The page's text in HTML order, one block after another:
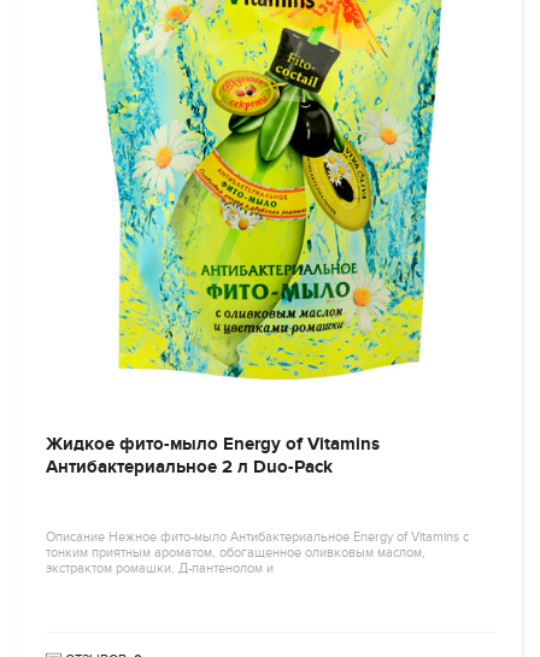
Жидкое фито-мыло Energy of Vitamins
Антибактериальное 2 л Duo-Pack
Описание Нежное фито-мыло Антибактериальное Energy of Vitamins с
тонким приятным ароматом, обогащенное оливковым маслом,
экстрактом ромашки, Д-пантенолом и